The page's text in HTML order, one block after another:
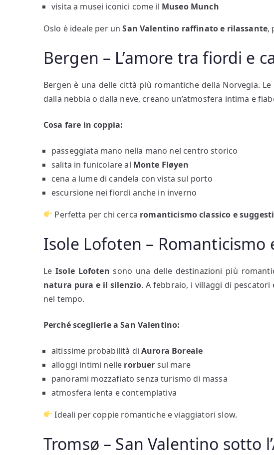
visita a musei iconici come il Museo Munch
Oslo è ideale per unSan Valentino raffinato e rilassante,
Bergen – L’amore tra fiordi e
Bergen è una delle città più romantiche della Norvegia. Le
dalla nebbia o dalla neve, creano un’atmosfera intima e
Cosa fare in coppia:
passeggiata mano nella mano nel centro storico
salita in funicolare al Monte Fløyen
cena a lume di candela con vista sul porto
escursione nei fiordi anche in inverno
Perfetta per chi cerca romanticismo classico e
Isole Lofoten – Romanticismo
LeIsole Lofoten sono una delle destinazioni più
natura pura e il silenzio. A febbraio, i villaggi di
nel tempo.
Perché sceglierle a San Valentino:
altissime probabilità di Aurora Boreale
alloggi intimi nelle rorbuer sul mare
panorami mozzafiato senza turismo di massa
atmosfera lenta e contemplativa
Ideali per coppie romantiche e viaggiatori slow.
Tromsø – San Valentino sotto